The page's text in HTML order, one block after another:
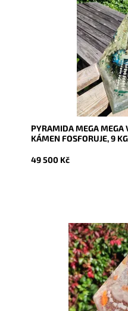
Skladem
8761
PYRAMIDA MEGA MEGA
KÁMEN FOSFORUJE, 9 KG
49 500 Kč
Dostupnost:
Vyprodáno
9231